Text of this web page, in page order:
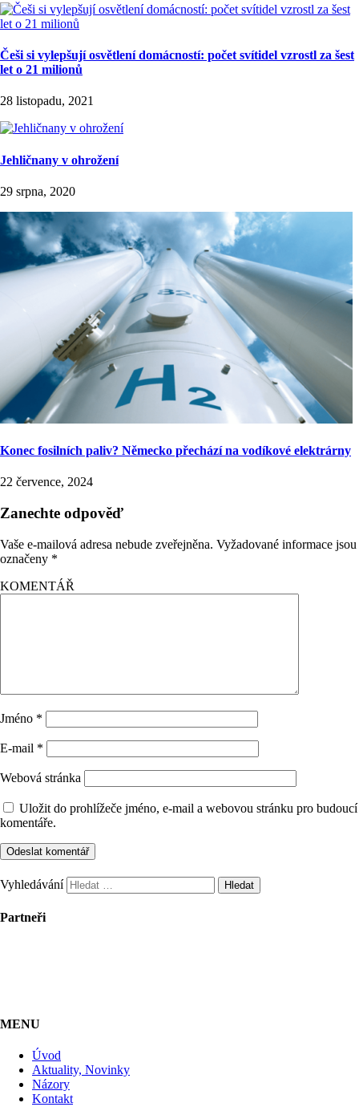
Češi si vylepšují osvětlení domácností: počet svítidel vzrostl za šest
let o 21 milionů
28 listopadu, 2021
Jehličnany v ohrožení
29 srpna, 2020
Konec fosilních paliv? Německo přechází na vodíkové elektrárny
22 července, 2024
Zanechte odpověď
Vaše e-mailová adresa nebude zveřejněna. Vyžadované informace jsou
označeny *
KOMENTÁŘ
Jméno *
E-mail *
Webová stránka
Uložit do prohlížeče jméno, e-mail a webovou stránku pro budoucí
komentáře.
Vyhledávání
Partneři
MENU
Úvod
Aktuality, Novinky
Názory
Kontakt